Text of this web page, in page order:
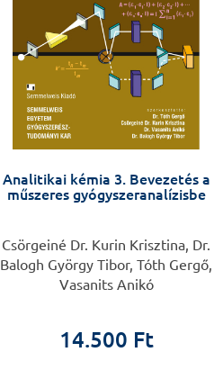
Analitikai kémia 3. Bevezetés a
műszeres gyógyszeranalízisbe
Csörgeiné Dr. Kurin Krisztina, Dr.
Balogh György Tibor, Tóth Gergő,
Vasanits Anikó
14.500 Ft